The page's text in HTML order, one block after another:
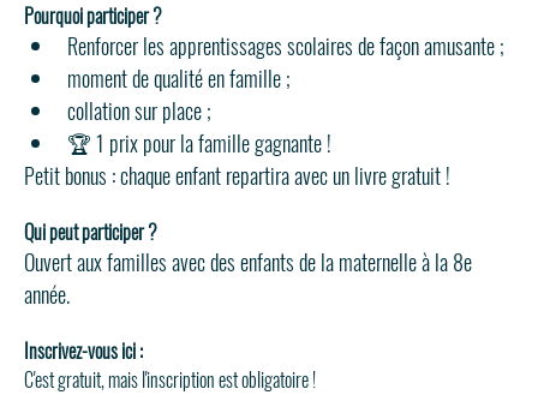
Pourquoi participer ?
Renforcer les apprentissages scolaires de façon amusante ;
moment de qualité en famille ;
collation sur place ;
🏆 1 prix pour la famille gagnante !
Petit bonus : chaque enfant repartira avec un livre gratuit !
Qui peut participer ?
Ouvert aux familles avec des enfants de la maternelle à la 8e
année.
Inscrivez-vous ici :
C'est gratuit, mais l'inscription est obligatoire !